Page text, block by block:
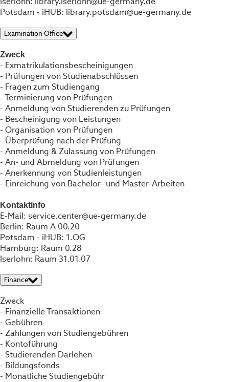
Potsdam - iHUB: library.potsdam@ue-germany.de
Examination Office
Zweck
- Exmatrikulationsbescheinigungen
- Prüfungen von Studienabschlüssen
- Fragen zum Studiengang
- Terminierung von Prüfungen
- Anmeldung von Studierenden zu Prüfungen
- Bescheinigung von Leistungen
- Organisation von Prüfungen
- Überprüfung nach der Prüfung
- Anmeldung & Zulassung von Prüfungen
- An- und Abmeldung von Prüfungen
- Anerkennung von Studienleistungen
- Einreichung von Bachelor- und Master-Arbeiten
Kontaktinfo
E-Mail: service.center@ue-germany.de
Berlin: Raum A 00.20
Potsdam - iHUB: 1.OG
Hamburg: Raum 0.28
Iserlohn: Raum 31.01.07
Finance
Zweck
- Finanzielle Transaktionen
- Gebühren
- Zahlungen von Studiengebühren
- Kontoführung
- Studierenden Darlehen
- Bildungsfonds
- Monatliche Studiengebühr